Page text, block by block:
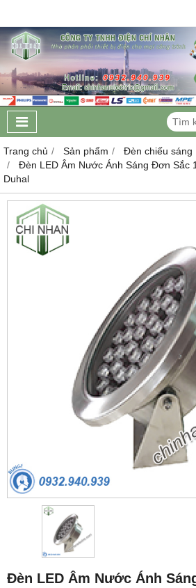
Trang chủ Sản phẩm Đèn chiếu sáng
Đèn LED Âm Nước Ánh Sáng Đơn Sắc
Duhal
Đèn LED Âm Nước Ánh